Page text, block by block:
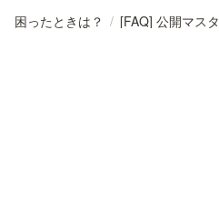
困ったときは？ / [FAQ] 公開マスタ